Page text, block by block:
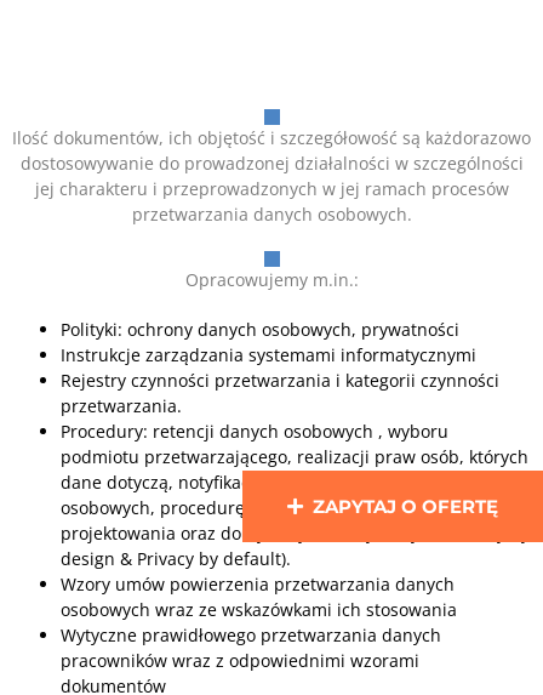
ZAPYTAJ O OFERTĘ
Ilość dokumentów, ich objętość i szczegółowość są każdorazowo
dostosowywanie do prowadzonej działalności w szczególności
jej charakteru i przeprowadzonych w jej ramach procesów
przetwarzania danych osobowych.
Opracowujemy m.in.:
Polityki: ochrony danych osobowych, prywatności
Instrukcje zarządzania systemami informatycznymi
Rejestry czynności przetwarzania i kategorii czynności
przetwarzania.
Procedury: retencji danych osobowych , wyboru
podmiotu przetwarzającego, realizacji praw osób, których
dane dotyczą, notyfikacji naruszeń ochrony danych
osobowych, procedurę ochrony danych w fazie
projektowania oraz domyślnej ochrony danych (Privacy by
design & Privacy by default).
Wzory umów powierzenia przetwarzania danych
osobowych wraz ze wskazówkami ich stosowania
Wytyczne prawidłowego przetwarzania danych
pracowników wraz z odpowiednimi wzorami
dokumentów